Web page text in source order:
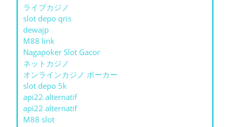
ライブカジノ
slot depo qris
dewajp
M88 link
Nagapoker Slot Gacor
ネットカジノ
オンラインカジノ ポーカー
slot depo 5k
api22 alternatif
api22 alternatif
M88 slot